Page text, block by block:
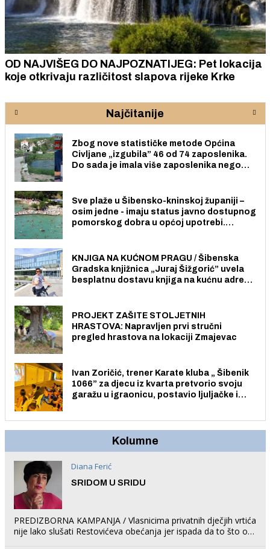
OD NAJVIŠEG DO NAJPOZNATIJEG: Pet lokacija
koje otkrivaju različitost slapova rijeke Krke
Najčitanije
Zbog nove statističke metode Općina
Civljane „izgubila” 46 od 74 zaposlenika.
Do sada je imala više zaposlenika nego
Sve plaže u Šibensko-kninskoj županiji –
osim jedne - imaju status javno dostupnog
pomorskog dobra u općoj upotrebi.
KNJIGA NA KUĆNOM PRAGU / Šibenska
Gradska knjižnica „Juraj Šižgorić” uvela
besplatnu dostavu knjiga na kućnu adresu
PROJEKT ZAŠITE STOLJETNIH
HRASTOVA: Napravljen prvi stručni
pregled hrastova na lokaciji Zmajevac
Ivan Zoričić, trener Karate kluba „ Šibenik
1066” za djecu iz kvarta pretvorio svoju
garažu u igraonicu, postavio ljuljačke i
Kolumne
Diana Ferić
SRIDOM U SRIDU
PREDIZBORNA KAMPANJA / Vlasnicima privatnih dječjih vrtića
nije lako slušati Restovićeva obećanja jer ispada da to što oni